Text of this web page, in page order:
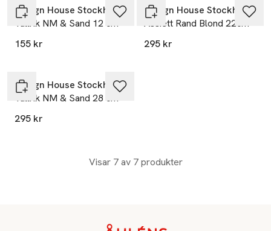
Design House Stockholm
Tallrik NM & Sand 12 cm
155 kr
Design House Stockholm
Assiett Rand Blond 22cm
295 kr
Design House Stockholm
Tallrik NM & Sand 28 cm
295 kr
Visar 7 av 7 produkter